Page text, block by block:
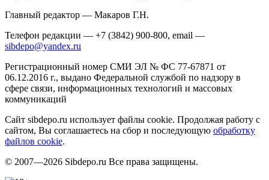
Главный редактор — Макаров Г.Н.
Телефон редакции — +7 (3842) 900-800, email —
sibdepo@yandex.ru
Регистрационный номер СМИ ЭЛ № ФС 77-67871 от
06.12.2016 г., выдано Федеральной службой по надзору в
сфере связи, информационных технологий и массовых
коммуникаций
Сайт sibdepo.ru использует файлы cookie. Продолжая работу с
сайтом, Вы соглашаетесь на сбор и последующую обработку
файлов cookie.
© 2007—2026 Sibdepo.ru Все права защищены.